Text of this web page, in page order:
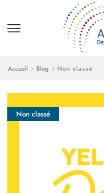
Accueil Blog Non classé
Non classé